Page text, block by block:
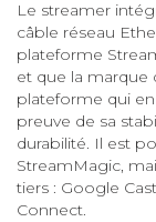
Le streamer
câble réseau
plateforme
et que la marque
plateforme qui
preuve de sa
durabilité. Il est
StreamMagic,
tiers : Google
Connect.